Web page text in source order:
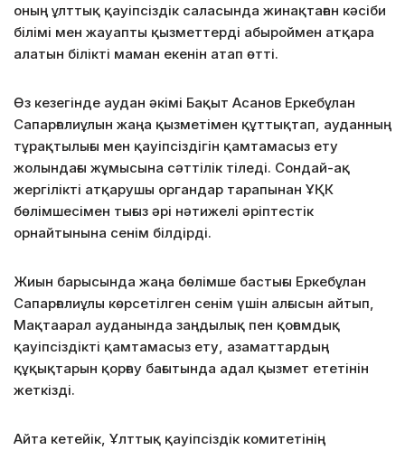
оның ұлттық қауіпсіздік саласында жинақтаған кәсіби
білімі мен жауапты қызметтерді абыроймен атқара
алатын білікті маман екенін атап өтті.
Өз кезегінде аудан әкімі Бақыт Асанов Еркебұлан
Сапарғалиұлын жаңа қызметімен құттықтап, ауданның
тұрақтылығы мен қауіпсіздігін қамтамасыз ету
жолындағы жұмысына сәттілік тіледі. Сондай-ақ
жергілікті атқарушы органдар тарапынан ҰҚК
бөлімшесімен тығыз әрі нәтижелі әріптестік
орнайтынына сенім білдірді.
Жиын барысында жаңа бөлімше бастығы Еркебұлан
Сапарғалиұлы көрсетілген сенім үшін алғысын айтып,
Мақтаарал ауданында заңдылық пен қоғамдық
қауіпсіздікті қамтамасыз ету, азаматтардың
құқықтарын қорғау бағытында адал қызмет ететінін
жеткізді.
Айта кетейік, Ұлттық қауіпсіздік комитетінің